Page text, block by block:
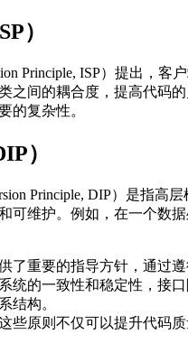
）
Principle, ISP）提出，
之间的耦合度，提高代码
的复杂性。
）
Principle, DIP）是指
可维护。例如，在一个数
了重要的指导方针，通过
统的一致性和稳定性，接
结构。
些原则不仅可以提升代码